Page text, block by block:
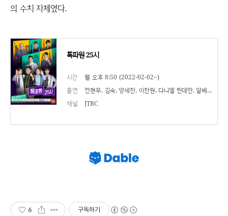
의 수치 자체였다.
톡파원 25시
시간
월 오후 8:50 (2022-02-02~)
출연
전현무, 김숙, 양세찬, 이찬원, 다니엘 린데만, 알베르토 몬디, 줄리안 퀸타르트, 타일러 라쉬, 타쿠야, 한예린, 신아름, 유재윤, 문주, 현준역, 신상훈, 프래
채널
JTBC
6 구독하기